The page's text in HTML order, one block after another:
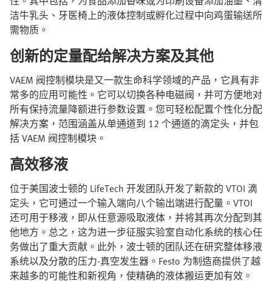
洁牛乳头、牙医椅上的液体控制或孵化过程中向鸡蛋输送所
需物质。
创新的定量配给解决方案及其他
VAEM 阀控制模块是又一款生命科学领域的产品，它具有非
常多的应用可能性。它可以切换各种电磁阀，并可方便地对
所有保持流量降额进行参数设置。您可轻松配置个性化分配
解决方案，范围涵盖从单通道到 12 个通道的滴定头，并包
括 VAEM 阀控制模块。
高效移液
位于美国波士顿的 LifeTech 开发团队开发了新款的 VTOI 滴
定头，它可通过一个输入端向八个输出端进行配量。VTOI
还可用于移液，即从任意源吸取液体，并将其再次分配到其
他地方。总之，这为进一步征服实验室自动化系统的核心任
务做出了重大贡献。此外，波士顿的团队还在研究整体移液
系统以及分散的压力-真空发生器。Festo 为制造商提供了越
来越多的可能性和新视角，使精确的液体搬运更加有效。